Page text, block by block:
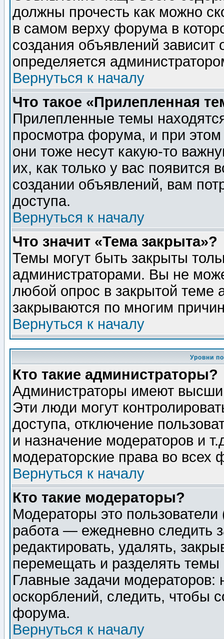
должны прочесть как можно
в самом верху форума в
создания объявлений зависит
определяется
Вернуться к началу
Что такое «Прилепленная
Прилепленные темы
просмотра форума, и при
они тоже несут какую-то
их, как только у вас появится
создании объявлений, вам
доступа.
Вернуться к началу
Что значит «Тема закрыта»?
Темы могут быть закрыты
администраторами. Вы не
любой опрос в закрытой теме
закрываются по многим
Вернуться к началу
Уровни
Кто такие администраторы?
Администраторы имеют
Эти люди могут
доступа, отключение
и назначение модераторов и
модераторские права во всех
Вернуться к началу
Кто такие модераторы?
Модераторы это
работа — ежедневно следить
редактировать, удалять,
перемещать и разделять
Главные задачи
оскорблений, следить, чтобы
форума.
Вернуться к началу